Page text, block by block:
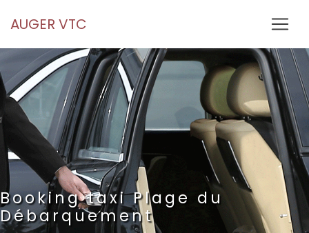
AUGER VTC
Booking taxi Plage du
Débarquement